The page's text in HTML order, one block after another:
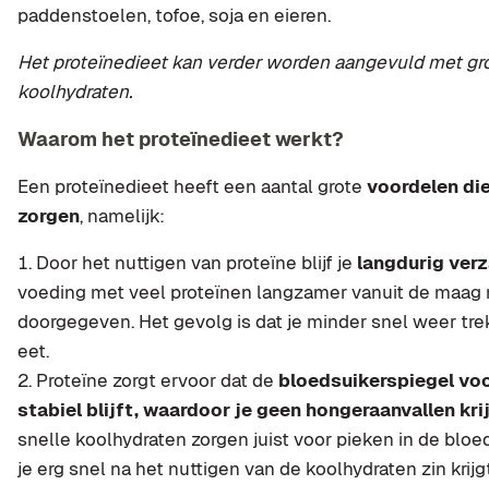
paddenstoelen, tofoe, soja en eieren.
Het proteïnedieet kan verder worden aangevuld met
koolhydraten.
Waarom het proteïnedieet werkt?
Een proteïnedieet heeft een aantal grote voordelen
zorgen, namelijk:
Door het nuttigen van proteïne blijf je langdurig
voeding met veel proteïnen langzamer vanuit de maag
doorgegeven. Het gevolg is dat je minder snel weer
eet.
Proteïne zorgt ervoor dat de bloedsuikerspiegel
stabiel blijft, waardoor je geen hongeraanvallen
snelle koolhydraten zorgen juist voor pieken in de
je erg snel na het nuttigen van de koolhydraten zin